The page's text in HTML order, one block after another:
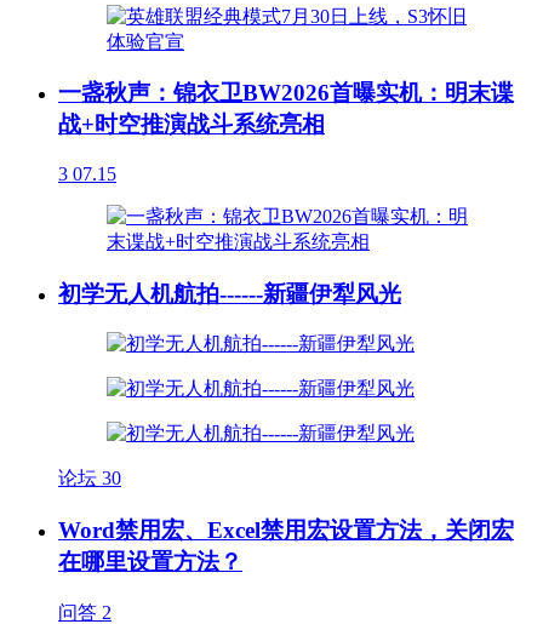
一盏秋声：锦衣卫BW2026首曝实机：明末谍
战+时空推演战斗系统亮相
3 07.15
初学无人机航拍------新疆伊犁风光
论坛 30
Word禁用宏、Excel禁用宏设置方法，关闭宏
在哪里设置方法？
问答 2